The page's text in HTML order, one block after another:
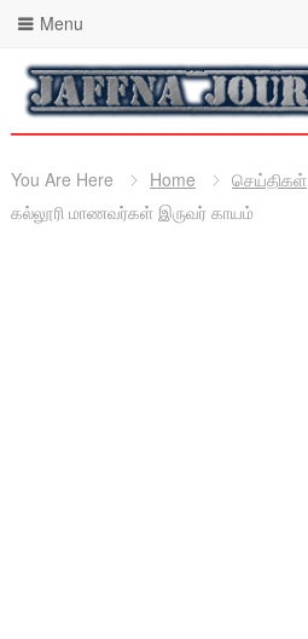
Menu
You Are Here Home செய்திகள்
கல்லூரி மாணவர்கள் இருவர் காயம்